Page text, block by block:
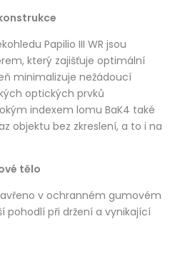
Papilio III WR jsou
který zajišťuje optimální
minimalizuje nežádoucí
optických prvků
indexem lomu BaK4 také
objektu bez zkreslení, a to i na
tělo
v ochranném gumovém
pohodlí při držení a vynikající